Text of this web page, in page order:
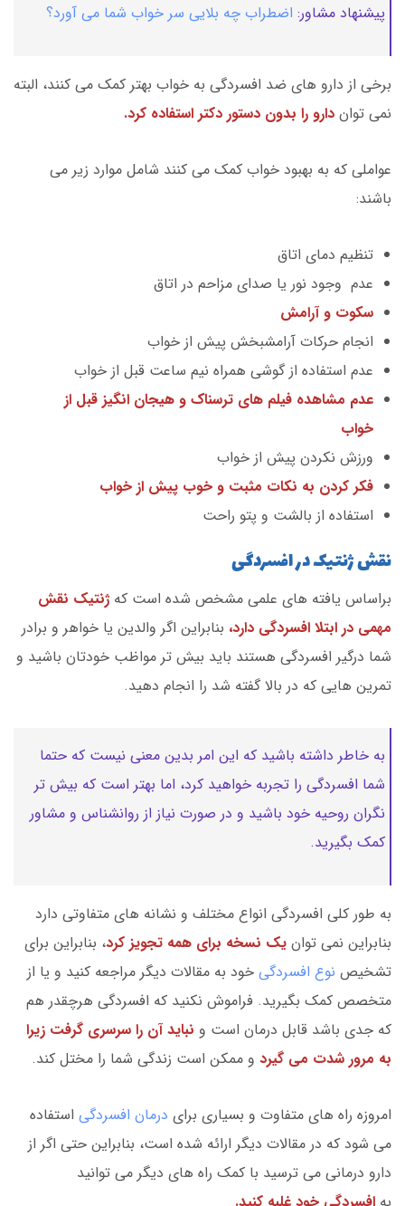
پیشنهاد مشاور: اضطراب چه بلایی سر خواب شما می آورد؟
برخی از دارو های ضد افسردگی به خواب بهتر کمک می کنند، البته
نمی توان دارو را بدون دستور دکتر استفاده کرد.
عواملی که به بهبود خواب کمک می کنند شامل موارد زیر می
باشند:
تنظیم دمای اتاق
عدم وجود نور یا صدای مزاحم در اتاق
سکوت و آرامش
انجام حرکات آرامشبخش پیش از خواب
عدم استفاده از گوشی همراه نیم ساعت قبل از خواب
عدم مشاهده فیلم های ترسناک و هیجان انگیز قبل از
خواب
ورزش نکردن پیش از خواب
فکر کردن به نکات مثبت و خوب پیش از خواب
استفاده از بالشت و پتو راحت
نقش ژنتیک در افسردگی
براساس یافته های علمی مشخص شده است که ژنتیک نقش
مهمی در ابتلا افسردگی دارد، بنابراین اگر والدین یا خواهر و برادر
شما درگیر افسردگی هستند باید بیش تر مواظب خودتان باشید و
تمرین هایی که در بالا گفته شد را انجام دهید.
به خاطر داشته باشید که این امر بدین معنی نیست که حتما
شما افسردگی را تجربه خواهید کرد، اما بهتر است که بیش تر
نگران روحیه خود باشید و در صورت نیاز از روانشناس و مشاور
کمک بگیرید.
به طور کلی افسردگی انواع مختلف و نشانه های متفاوتی دارد
بنابراین نمی توان یک نسخه برای همه تجویز کرد، بنابراین برای
تشخیص نوع افسردگی خود به مقالات دیگر مراجعه کنید و یا از
متخصص کمک بگیرید. فراموش نکنید که افسردگی هرچقدر هم
که جدی باشد قابل درمان است و نباید آن را سرسری گرفت زیرا
به مرور شدت می گیرد و ممکن است زندگی شما را مختل کند.
امروزه راه های متفاوت و بسیاری برای درمان افسردگی استفاده
می شود که در مقالات دیگر ارائه شده است، بنابراین حتی اگر از
دارو درمانی می ترسید با کمک راه های دیگر می توانید